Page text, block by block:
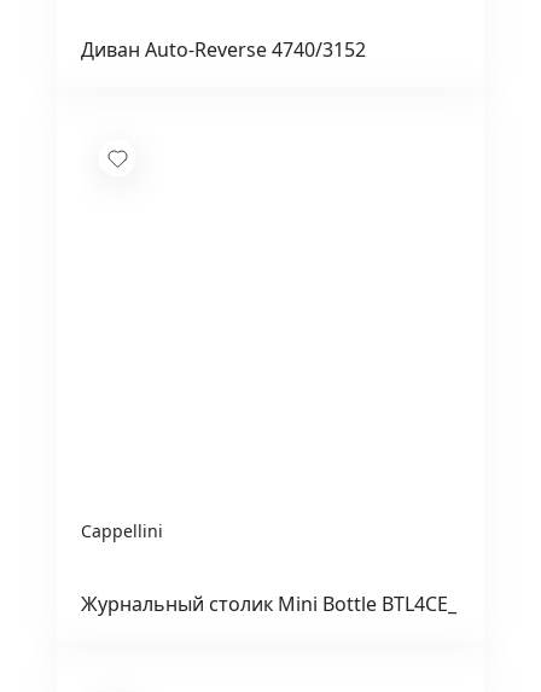
Диван Auto-Reverse 4740/3152
Cappellini
Журнальный столик Mini Bottle BTL4CE_